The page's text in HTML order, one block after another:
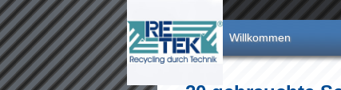
Direkt zum Inhalt
Willkommen